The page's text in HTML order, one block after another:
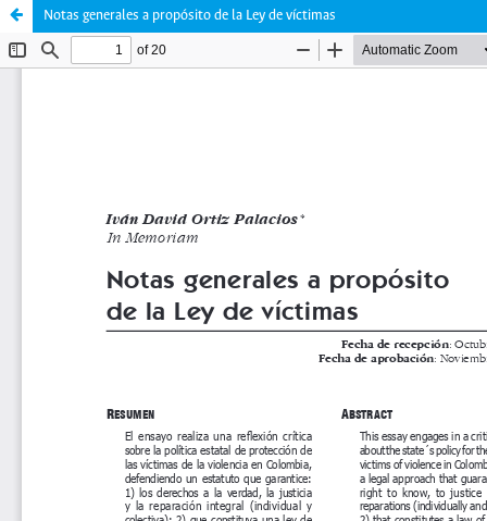
Notas generales a propósito de la Ley de víctimas